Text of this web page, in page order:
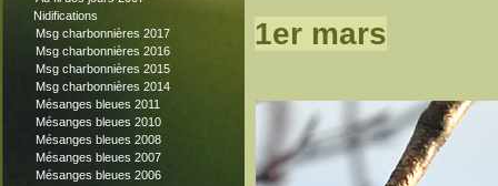
Nidifications
Msg charbonnières 2017
Msg charbonnières 2016
Msg charbonnières 2015
Msg charbonnières 2014
Mésanges bleues 2011
Mésanges bleues 2010
Mésanges bleues 2008
Mésanges bleues 2007
Mésanges bleues 2006
1er mars